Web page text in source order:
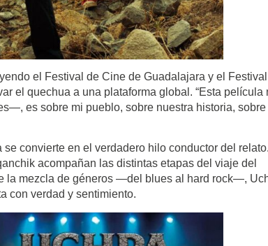
el Festival de Cine de Guadalajara y el
el quechua a una plataforma global. “Esta película
es sobre mi pueblo, sobre nuestra historia, sobre
convierte en el verdadero hilo conductor del relato.
acompañan las distintas etapas del viaje del
la mezcla de géneros —del blues al hard rock—,
con verdad y sentimiento.